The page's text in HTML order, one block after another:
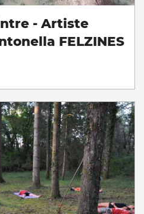
- Artiste
FELZINES